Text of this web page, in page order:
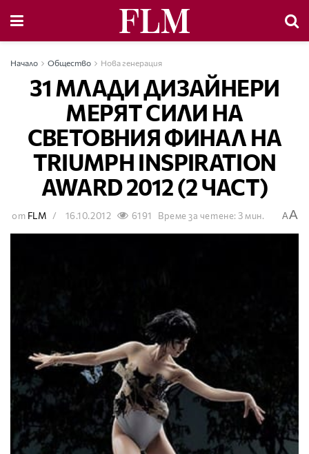
Начало Общество Нова генерация
31 МЛАДИ ДИЗАЙНЕРИ
МЕРЯТ СИЛИ НА
СВЕТОВНИЯ ФИНАЛ НА
TRIUMPH INSPIRATION
AWARD 2012 (2 ЧАСТ)
от FLM 16.10.2012 6191 Време за четене: 3 мин. AA